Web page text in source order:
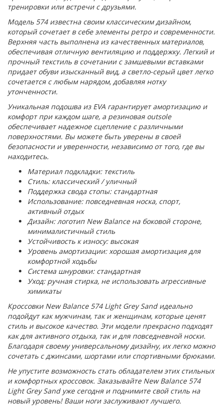
тренировки или встречи с друзьями.
Модель 574 известна своим классическим дизайном,
который сочетает в себе элементы ретро и современности.
Верхняя часть выполнена из качественных материалов,
обеспечивая отличную вентиляцию и поддержку. Легкий и
прочный текстиль в сочетании с замшевыми вставками
придает обуви изысканный вид, а светло-серый цвет легко
сочетается с любым нарядом, добавляя нотку
утонченности.
Уникальная подошва из EVA гарантирует амортизацию и
комфорт при каждом шаге, а резиновая outsole
обеспечивает надежное сцепление с различными
поверхностями. Вы можете быть уверены в своей
безопасности и уверенности, независимо от того, где вы
находитесь.
Материал подкладки: текстиль
Стиль: классический / уличный
Поддержка свода стопы: стандартная
Использование: повседневная носка, спорт,
активный отдых
Дизайн: логотип New Balance на боковой стороне,
минималистичный стиль
Устойчивость к износу: высокая
Уровень амортизации: хорошая амортизация для
комфортной ходьбы
Система шнуровки: стандартная
Уход: ручная стирка, не использовать агрессивные
химикаты
Кроссовки New Balance 574 Light Grey Sand идеально
подойдут как мужчинам, так и женщинам, которые ценят
стиль и высокое качество. Эти модели прекрасно подходят
как для активного отдыха, так и для повседневной носки.
Благодаря своему универсальному дизайну, их легко можно
сочетать с джинсами, шортами или спортивными брюками.
Не упустите возможность стать обладателем этих стильных
и комфортных кроссовок. Заказывайте New Balance 574
Light Grey Sand уже сегодня и поднимите свой стиль на
новый уровень! Ваши ноги заслуживают лучшего.